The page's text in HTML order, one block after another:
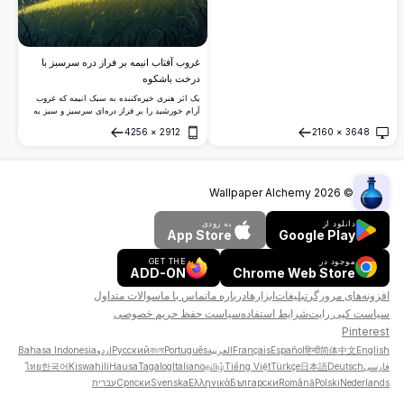
3648
×
2160
باز کردن
غروب آفتاب انیمه بر فراز دره سرسبز با
درخت باشکوه
یک اثر هنری خیره‌کننده به سبک انیمه که غروب
آرام خورشید را بر فراز دره‌ای سرسبز و سبز به
پوشیده از چمن ایستاده است، غرق در نور طلایی
2912
×
4256
باز کردن
©
2026
Wallpaper Alchemy
دانلود از
Google Play
به زودی
App Store
موجود در
Chrome Web Store
GET THE
ADD-ON
افزونه‌های مرورگر تبلیغاتابزارهادرباره ماتماس با ماسوالات متداول
سیاست کپی رایتشرایط استفادهسیاست حفظ حریم خصوصی
Pinterest
English
简体中文
हिन्दी
Español
FrançaisالعربيةPortuguês
বাংলা
РусскийاردوBahasa Indonesia
فارسیDeutsch
日本語
Türkçe
Tiếng Việt
தமிழ்
Italiano
Tagalog
Hausa
Kiswahili
한국어
ไทย
Nederlands
Polski
Română
Български
Ελληνικά
Svenska
Српскиעברית